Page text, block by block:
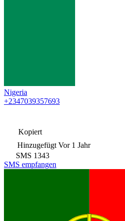
Nigeria
+2347039357693
Kopiert
Hinzugefügt Vor 1 Jahr
SMS 1343
SMS empfangen